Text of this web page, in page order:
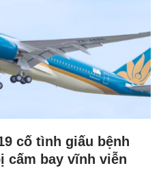
cố tình giấu bệnh
cấm bay vĩnh viễn